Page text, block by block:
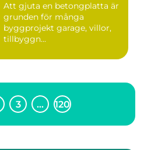
Att gjuta en betongplatta är
grunden för många
byggprojekt garage, villor,
tillbyggn...
3 … 120